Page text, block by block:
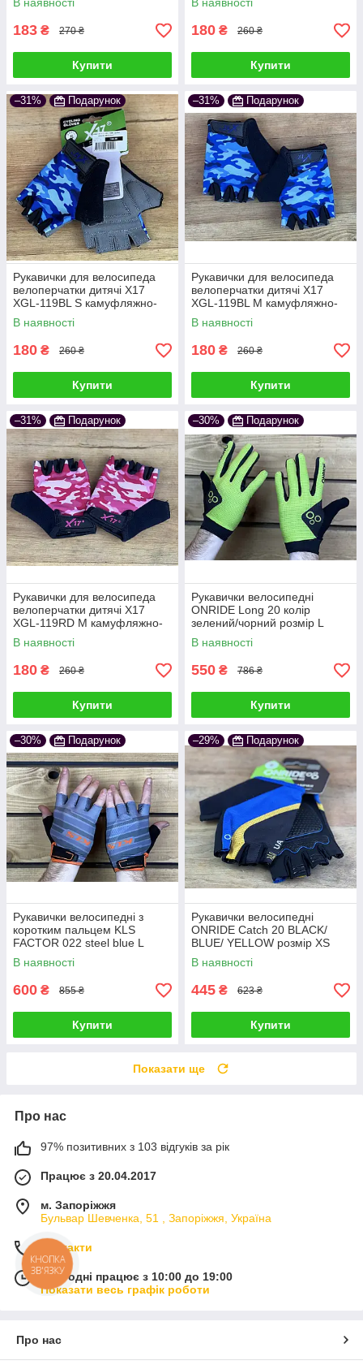
В наявності
183 ₴ 270 ₴
Купити
В наявності
180 ₴ 260 ₴
Купити
–31% Подарунок
Рукавички для велосипеда
велоперчатки дитячі X17
XGL-119BL S камуфляжно-
сині
В наявності
180 ₴ 260 ₴
Купити
–31% Подарунок
Рукавички для велосипеда
велоперчатки дитячі X17
XGL-119BL M камуфляжно-
сині
В наявності
180 ₴ 260 ₴
Купити
–31% Подарунок
Рукавички для велосипеда
велоперчатки дитячі X17
XGL-119RD M камуфляжно-
рожеві
В наявності
180 ₴ 260 ₴
Купити
–30% Подарунок
Рукавички велосипедні
ONRIDE Long 20 колір
зелений/чорний розмір L
В наявності
550 ₴ 786 ₴
Купити
–30% Подарунок
Рукавички велосипедні з
коротким пальцем KLS
FACTOR 022 steel blue L
В наявності
600 ₴ 855 ₴
Купити
–29% Подарунок
Рукавички велосипедні
ONRIDE Catch 20 BLACK/
BLUE/ YELLOW розмір XS
В наявності
445 ₴ 623 ₴
Купити
Показати ще
Про нас
97% позитивних з 103 відгуків за рік
Працює з 20.04.2017
м. Запоріжжя
Бульвар Шевченка, 51 , Запоріжжя, Україна
Контакти
Сьогодні працює з 10:00 до 19:00
Показати весь графік роботи
Про нас
КНОПКА
ЗВ'ЯЗКУ